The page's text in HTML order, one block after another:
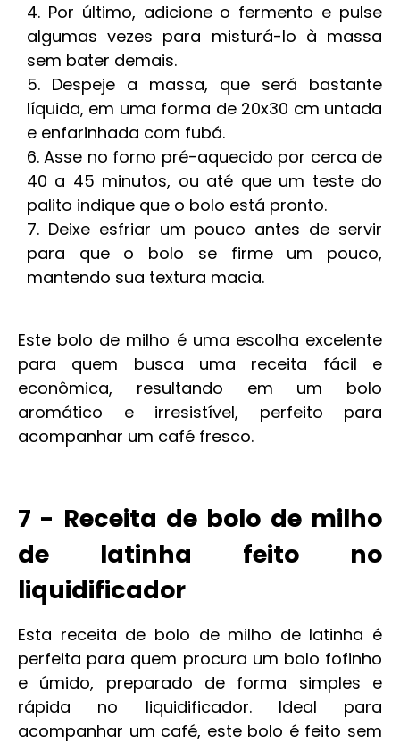
Por último, adicione o fermento e pulse
algumas vezes para misturá-lo à massa
sem bater demais.
Despeje a massa, que será bastante
líquida, em uma forma de 20x30 cm untada
e enfarinhada com fubá.
Asse no forno pré-aquecido por cerca de
40 a 45 minutos, ou até que um teste do
palito indique que o bolo está pronto.
Deixe esfriar um pouco antes de servir
para que o bolo se firme um pouco,
mantendo sua textura macia.
Este bolo de milho é uma escolha excelente
para quem busca uma receita fácil e
econômica, resultando em um bolo
aromático e irresistível, perfeito para
acompanhar um café fresco.
7 - Receita de bolo de milho
de latinha feito no
liquidificador
Esta receita de bolo de milho de latinha é
perfeita para quem procura um bolo fofinho
e úmido, preparado de forma simples e
rápida no liquidificador. Ideal para
acompanhar um café, este bolo é feito sem